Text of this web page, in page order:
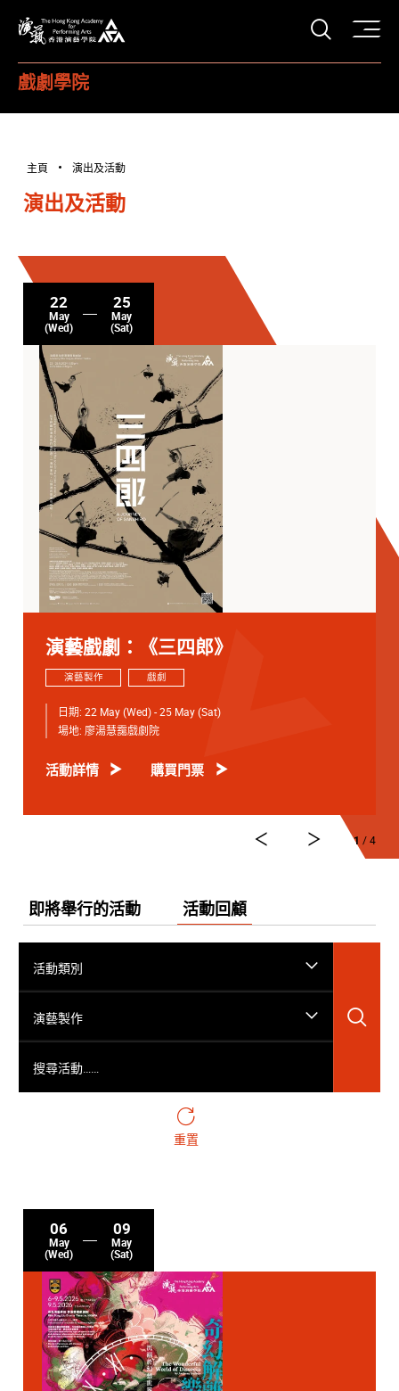
打開
戲劇學院
主頁 演出及活動
演出及活動
22
May
(Wed)
25
May
(Sat)
演藝戲劇：《三四郎》
演藝製作 戲劇
日期: 22 May (Wed) - 25 May (Sat)
場地: 廖湯慧靄戲劇院
活動詳情 購買門票
1 / 4
即將舉行的活動 活動回顧
活動類別
演藝製作
重置
06
May
(Wed)
09
May
(Sat)